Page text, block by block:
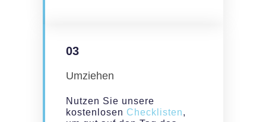
03
Umziehen
Nutzen Sie unsere
kostenlosen Checklisten,